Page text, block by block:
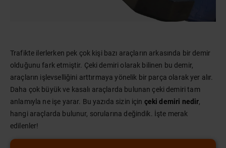
Trafikte ilerlerken pek çok kişi bazı araçların arkasında bir demir
olduğunu fark etmiştir. Çeki demiri olarak bilinen bu demir,
araçların işlevselliğini arttırmaya yönelik bir parça olarak yer alır.
Daha çok büyük ve kasalı araçlarda bulunan çeki demiri tam
anlamıyla ne işe yarar. Bu yazıda sizin için çeki demiri nedir,
hangi araçlarda bulunur, sorularına değindik. İşte merak
edilenler!